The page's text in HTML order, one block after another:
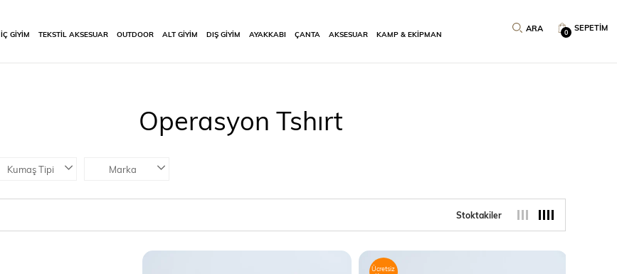
SEPETIM
0
İÇ GİYİM TEKSTİL AKSESUAR OUTDOOR ALT GİYİM DIŞ GİYİM AYAKKABI ÇANTA AKSESUAR KAMP & EKİPMAN
Kumaş Tipi Marka
Stoktakiler
Ücretsiz
Operasyon Tshırt